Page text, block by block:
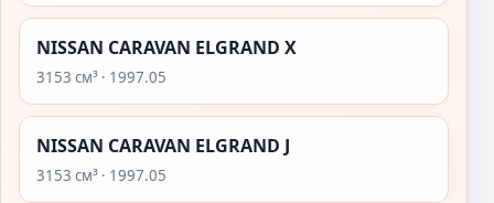
NISSAN CARAVAN ELGRAND X
3153 см³ · 1997.05
NISSAN CARAVAN ELGRAND J
3153 см³ · 1997.05